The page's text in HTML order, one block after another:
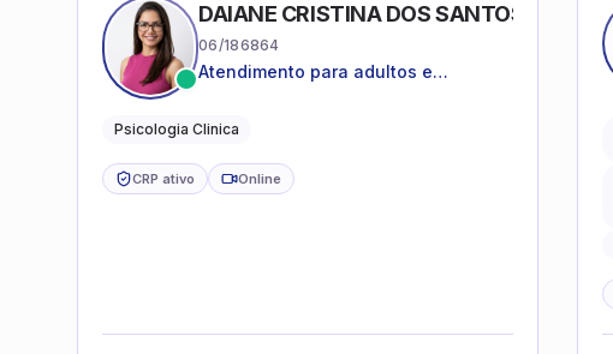
DAIANE CRISTINA DOS SANTOS
06/186864
Atendimento para adultos e
Psicologia Clinica
CRP ativo Online